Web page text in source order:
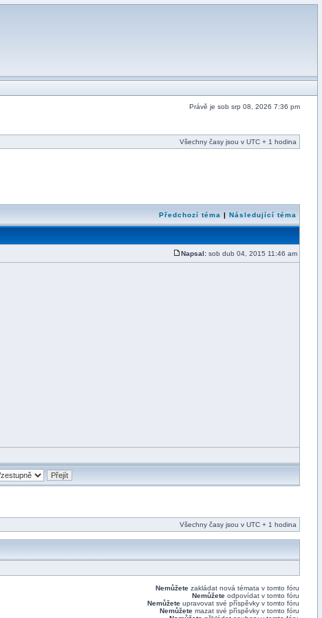
Právě je sob srp 08, 2026 7:36 pm
Všechny časy jsou v UTC + 1 hodina
Předchozí téma | Následující téma
Napsal: sob dub 04, 2015 11:46 am
Všechny časy jsou v UTC + 1 hodina
Nemůžete zakládat nová témata v tomto fóru
Nemůžete odpovídat v tomto fóru
Nemůžete upravovat své příspěvky v tomto fóru
Nemůžete mazat své příspěvky v tomto fóru